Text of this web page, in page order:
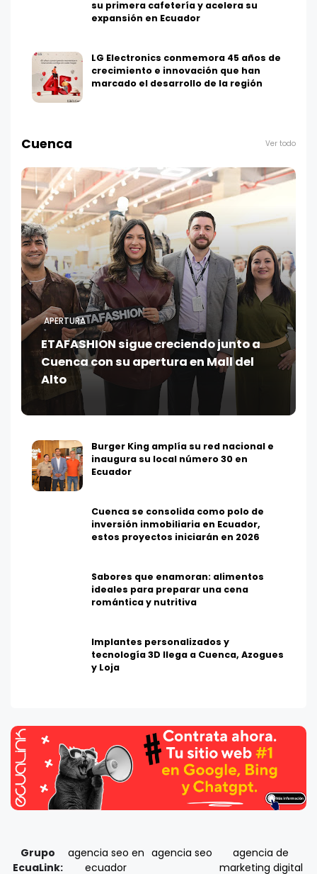
su primera cafetería y acelera su
expansión en Ecuador
LG Electronics conmemora 45 años de
crecimiento e innovación que han
marcado el desarrollo de la región
Cuenca Ver todo
APERTURA
ETAFASHION sigue creciendo junto a
Cuenca con su apertura en Mall del
Alto
Burger King amplía su red nacional e
inaugura su local número 30 en
Ecuador
Cuenca se consolida como polo de
inversión inmobiliaria en Ecuador,
estos proyectos iniciarán en 2026
Sabores que enamoran: alimentos
ideales para preparar una cena
romántica y nutritiva
Implantes personalizados y
tecnología 3D llega a Cuenca, Azogues
y Loja
Grupo
EcuaLink:
agencia seo en
ecuador
agencia seo
agencia de
marketing digital